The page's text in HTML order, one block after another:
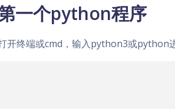
一个python程序
开终端或cmd，输入python3或python